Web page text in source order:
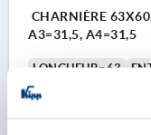
CHARNIÈRE 63X60, ACIER
A3=31,5, A4=31,5
LONGUEUR=63
ENTRAXE DES